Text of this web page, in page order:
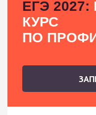
ЕГЭ 2027:
КУРС
ПО